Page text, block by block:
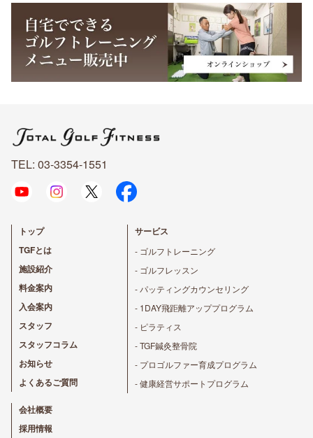
TEL: 03-3354-1551
トップ
TGFとは
施設紹介
料金案内
入会案内
スタッフ
スタッフコラム
お知らせ
よくあるご質問
サービス
- ゴルフトレーニング
- ゴルフレッスン
- パッティングカウンセリング
- 1DAY飛距離アッププログラム
- ピラティス
- TGF鍼灸整骨院
- プロゴルファー育成プログラム
- 健康経営サポートプログラム
会社概要
採用情報